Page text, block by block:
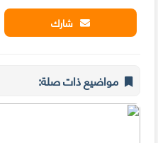
شارك
مواضيع ذات صلة: